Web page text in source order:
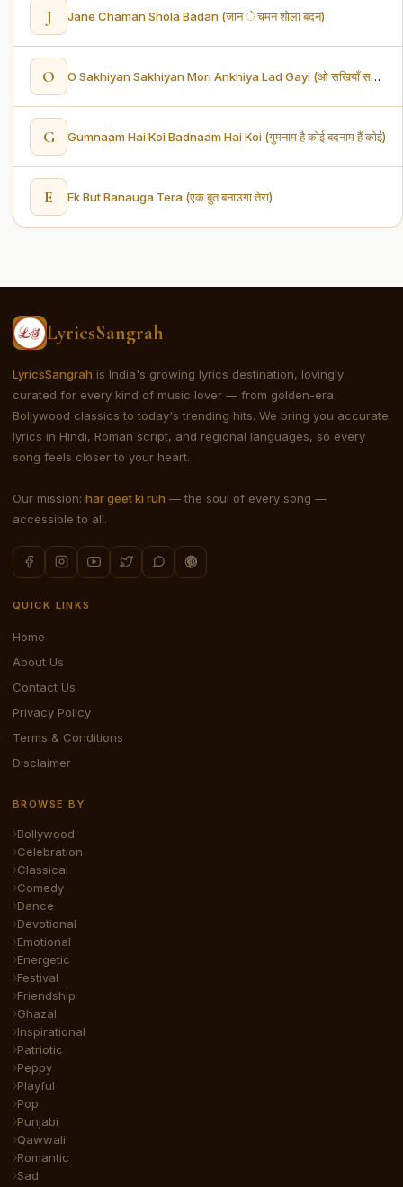
J Jane Chaman Shola Badan (जान े चमन शोला बदन)
O O Sakhiyan Sakhiyan Mori Ankhiya Lad Gayi (ओ सखियाँ सखियाँ मोरी अंखिया लड़ गयी)
G Gumnaam Hai Koi Badnaam Hai Koi (गुमनाम है कोई बदनाम हैं कोई)
E Ek But Banauga Tera (एक बुत बनाउगा तेरा)
LyricsSangrah
LyricsSangrah is India's growing lyrics destination, lovingly
curated for every kind of music lover — from golden-era
Bollywood classics to today's trending hits. We bring you accurate
lyrics in Hindi, Roman script, and regional languages, so every
song feels closer to your heart.
Our mission: har geet ki ruh — the soul of every song —
accessible to all.
QUICK LINKS
Home
About Us
Contact Us
Privacy Policy
Terms & Conditions
Disclaimer
BROWSE BY
Bollywood
Celebration
Classical
Comedy
Dance
Devotional
Emotional
Energetic
Festival
Friendship
Ghazal
Inspirational
Patriotic
Peppy
Playful
Pop
Punjabi
Qawwali
Romantic
Sad